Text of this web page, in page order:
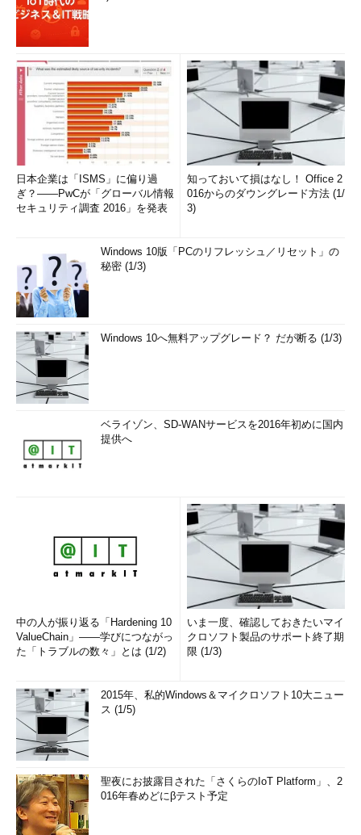
日本企業は「ISMS」に偏り過
ぎ？――PwCが「グローバル情報
セキュリティ調査 2016」を発表
知っておいて損はなし！ Office 2
016からのダウングレード方法 (1/
3)
Windows 10版「PCのリフレッシュ／リセット」の
秘密 (1/3)
Windows 10へ無料アップグレード？ だが断る (1/3)
ベライゾン、SD-WANサービスを2016年初めに国内
提供へ
中の人が振り返る「Hardening 10
ValueChain」――学びにつながっ
た「トラブルの数々」とは (1/2)
いま一度、確認しておきたいマイ
クロソフト製品のサポート終了期
限 (1/3)
2015年、私的Windows＆マイクロソフト10大ニュー
ス (1/5)
聖夜にお披露目された「さくらのIoT Platform」、2
016年春めどにβテスト予定